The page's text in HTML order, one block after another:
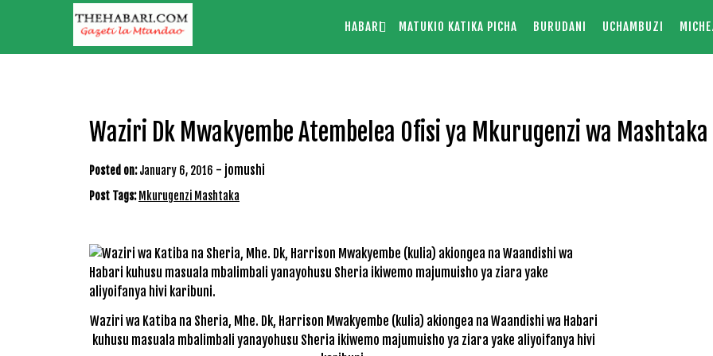
HABARI MATUKIO KATIKA PICHA BURUDANI UCHAMBUZI
Waziri Dk Mwakyembe Atembelea Ofisi ya Mkurugenzi wa Mashtaka
Posted on: January 6, 2016 - jomushi
Post Tags: Mkurugenzi Mashtaka
Waziri wa Katiba na Sheria, Mhe. Dk, Harrison Mwakyembe (kulia) akiongea na Waandishi wa Habari
kuhusu masuala mbalimbali yanayohusu Sheria ikiwemo majumuisho ya ziara yake aliyoifanya hivi